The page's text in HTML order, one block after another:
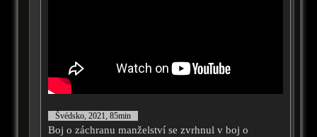
Švédsko, 2021, 85min
Boj o záchranu manželství se zvrhnul v boj o